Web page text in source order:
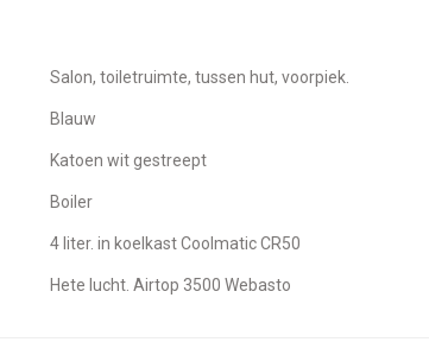
Salon, toiletruimte, tussen hut, voorpiek.
Blauw
Katoen wit gestreept
Boiler
4 liter. in koelkast Coolmatic CR50
hete lucht. Airtop 3500 Webasto